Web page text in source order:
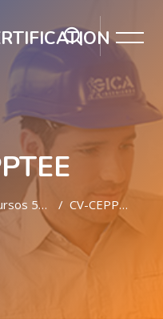
Cursos 5C SST CV-CEPPTEE